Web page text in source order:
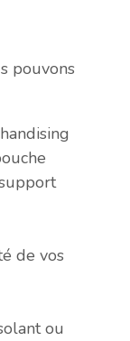
pouvons
de vos
ou